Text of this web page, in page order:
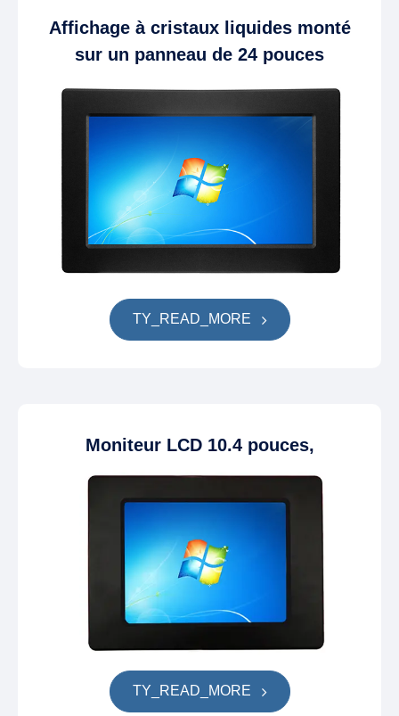
Affichage à cristaux liquides monté
sur un panneau de 24 pouces
TY_READ_MORE
Moniteur LCD 10.4 pouces,
TY_READ_MORE